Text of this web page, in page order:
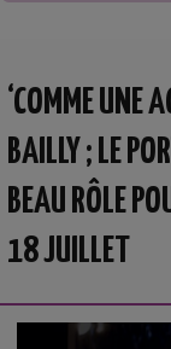
‘COMME UNE
BAILLY ; LE
BEAU RÔLE
18 JUILLET